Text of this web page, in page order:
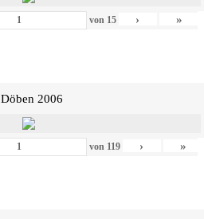
von 15 › »
Döben 2006
von 119 › »